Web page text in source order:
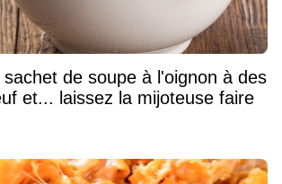
de soupe à l'oignon à des
et... laissez la mijoteuse faire